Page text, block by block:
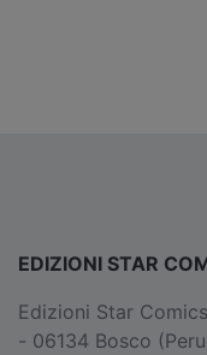
EDIZIONI STAR
Edizioni Star
- 06134 Bosco